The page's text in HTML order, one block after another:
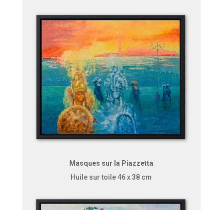
Masques sur la Piazzetta
Huile sur toile 46 x 38 cm